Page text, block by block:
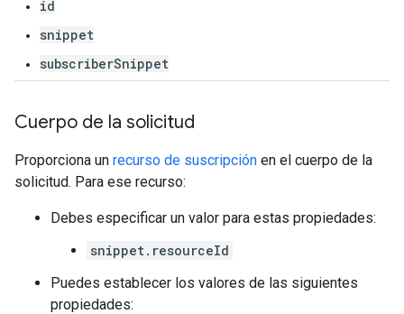
id
snippet
subscriberSnippet
Cuerpo de la solicitud
Proporciona un recurso de suscripción en el cuerpo de la
solicitud. Para ese recurso:
Debes especificar un valor para estas propiedades:
snippet.resourceId
Puedes establecer los valores de las siguientes
propiedades: